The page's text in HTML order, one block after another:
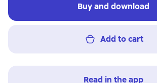
Buy and download
Add to cart
Read in the app